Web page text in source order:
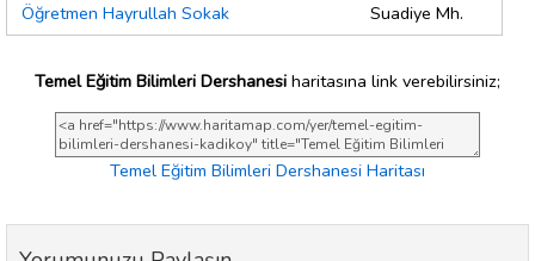
Öğretmen Hayrullah Sokak
Suadiye Mh.
Temel Eğitim Bilimleri Dershanesi haritasına link verebilirsiniz;
Temel Eğitim Bilimleri Dershanesi Haritası